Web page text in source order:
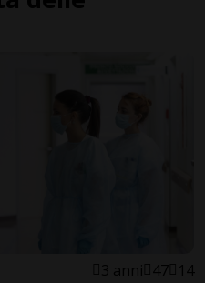
3 anni 47 14